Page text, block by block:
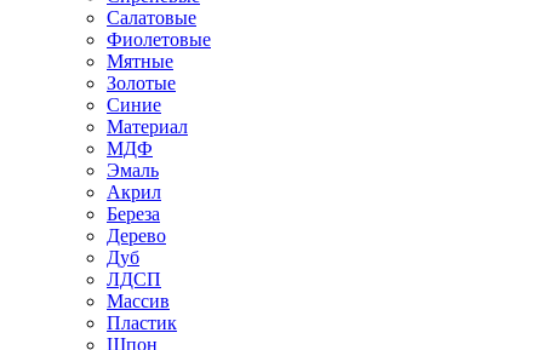
Салатовые
Фиолетовые
Мятные
Золотые
Синие
Материал
МДФ
Эмаль
Акрил
Береза
Дерево
Дуб
ЛДСП
Массив
Пластик
Шпон